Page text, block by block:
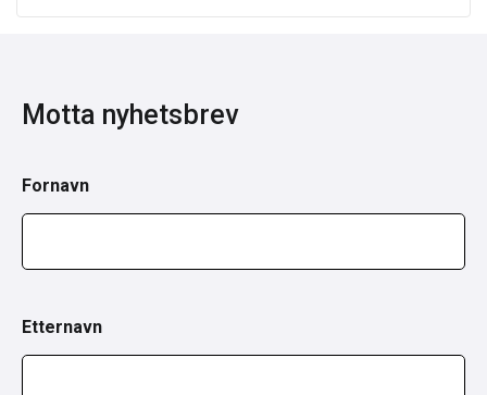
Motta nyhetsbrev
Fornavn
Etternavn